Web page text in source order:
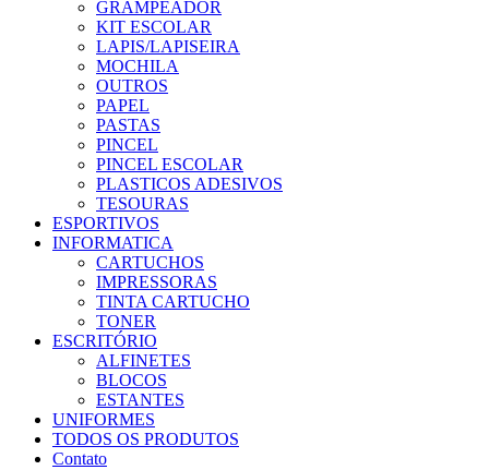
GRAMPEADOR
KIT ESCOLAR
LAPIS/LAPISEIRA
MOCHILA
OUTROS
PAPEL
PASTAS
PINCEL
PINCEL ESCOLAR
PLASTICOS ADESIVOS
TESOURAS
ESPORTIVOS
INFORMATICA
CARTUCHOS
IMPRESSORAS
TINTA CARTUCHO
TONER
ESCRITÓRIO
ALFINETES
BLOCOS
ESTANTES
UNIFORMES
TODOS OS PRODUTOS
Contato